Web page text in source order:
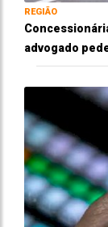
REGIÃO
advogado